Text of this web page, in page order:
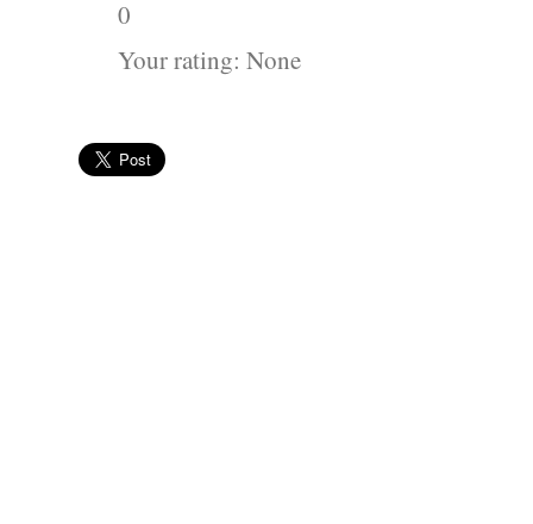
0
Your rating: None